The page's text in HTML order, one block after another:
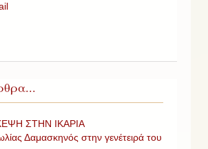
ΣΤΗΝ ΙΚΑΡΙΑ
Δαμασκηνός στην γενέτειρά του